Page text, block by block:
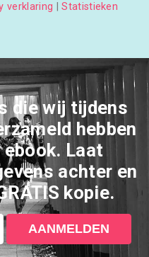
verklaring |Statistieken
die wij tijdens
hebben
Laat
achter en
kopie.